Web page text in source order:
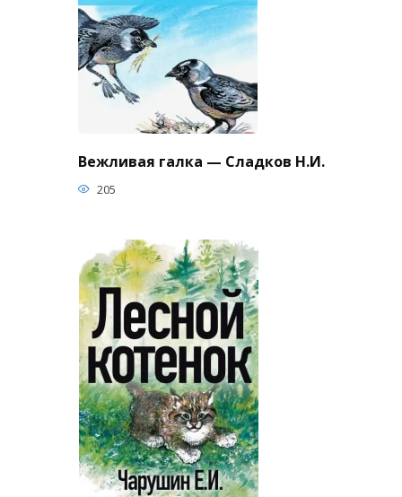
Вежливая галка — Сладков Н.И.
205